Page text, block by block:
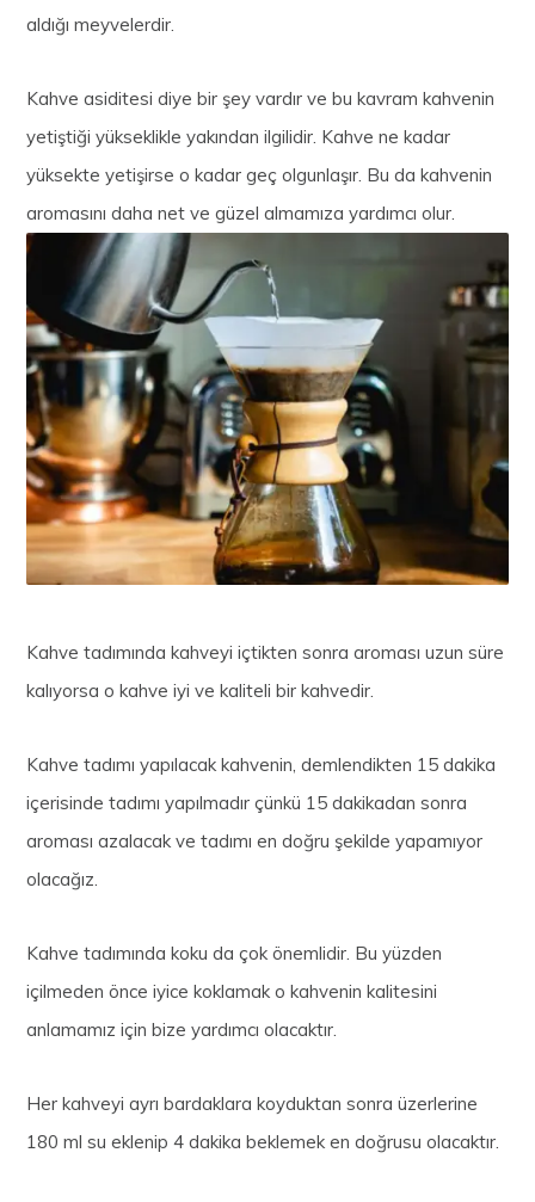
aldığı meyvelerdir.
Kahve asiditesi diye bir şey vardır ve bu kavram kahvenin
yetiştiği yükseklikle yakından ilgilidir. Kahve ne kadar
yüksekte yetişirse o kadar geç olgunlaşır. Bu da kahvenin
aromasını daha net ve güzel almamıza yardımcı olur.
Kahve tadımında kahveyi içtikten sonra aroması uzun süre
kalıyorsa o kahve iyi ve kaliteli bir kahvedir.
Kahve tadımı yapılacak kahvenin, demlendikten 15 dakika
içerisinde tadımı yapılmadır çünkü 15 dakikadan sonra
aroması azalacak ve tadımı en doğru şekilde yapamıyor
olacağız.
Kahve tadımında koku da çok önemlidir. Bu yüzden
içilmeden önce iyice koklamak o kahvenin kalitesini
anlamamız için bize yardımcı olacaktır.
Her kahveyi ayrı bardaklara koyduktan sonra üzerlerine
180 ml su eklenip 4 dakika beklemek en doğrusu olacaktır.